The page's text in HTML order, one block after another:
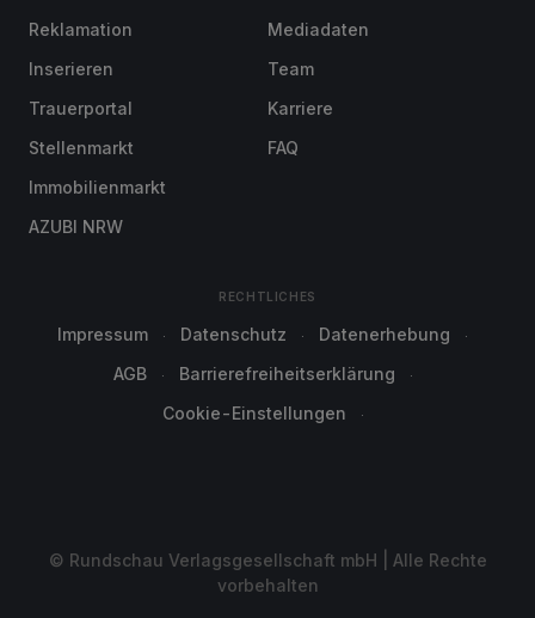
Reklamation
Inserieren
Trauerportal
Stellenmarkt
Immobilienmarkt
AZUBI NRW
Mediadaten
Team
Karriere
FAQ
RECHTLICHES
Impressum Datenschutz
Datenerhebung
AGB
Barrierefreiheitserklärung
Cookie-Einstellungen
© Rundschau Verlagsgesellschaft mbH | Alle Rechte
vorbehalten